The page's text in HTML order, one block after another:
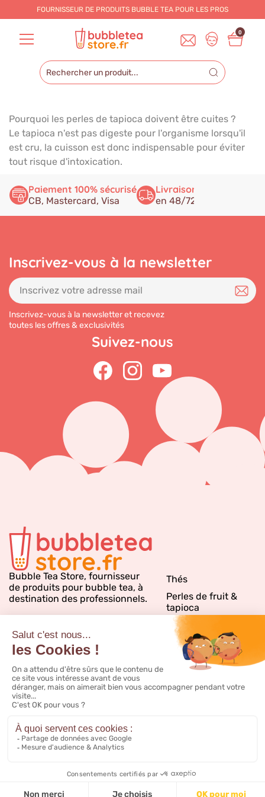
Pourquoi les perles de tapioca doivent être cuites ?
Le tapioca n'est pas digeste pour l'organisme lorsqu'il
est cru, la cuisson est donc indispensable pour éviter
tout risque d'intoxication.
Paiement 100% sécurisé
CB, Mastercard, Visa
Livraison rapide
en 48/72h
Inscrivez-vous à la newsletter
Inscrivez-vous à la newsletter et recevez
toutes les offres & exclusivités
Suivez-nous
Bubble Tea Store, fournisseur
de produits pour bubble tea, à
destination des professionnels.
Thés
Perles de fruit &
tapioca
Sirops bubble tea
Emballages
Matériels & PLV
Inspirations & conseils
Notre catalogue
FAQ
Nous contacter
À propos
Livraison
Tous droits réservés, Bubbleteastore.fr®
FOURNISSEUR DE PRODUITS BUBBLE TEA POUR LES PROS
0